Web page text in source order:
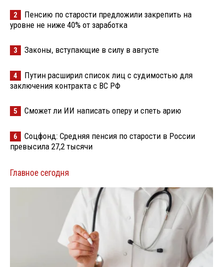
2
Пенсию по старости предложили закрепить на
уровне не ниже 40% от заработка
3 Законы, вступающие в силу в августе
4
Путин расширил список лиц с судимостью для
заключения контракта с ВС РФ
5 Сможет ли ИИ написать оперу и спеть арию
6
Соцфонд: Средняя пенсия по старости в России
превысила 27,2 тысячи
Главное сегодня